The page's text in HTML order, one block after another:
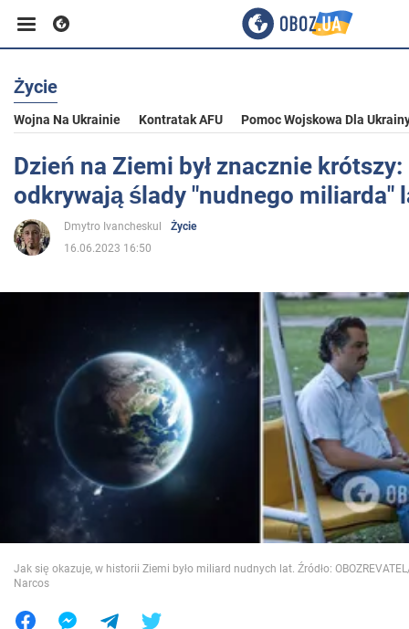
Biznes
Sport
Rozrywka
Społeczeństwo
Wojna na Ukrainie
Jedzenie
Życie
Wojna Na Ukrainie Kontratak AFU Pomoc Wojskowa Dla
Dzień na Ziemi był znacznie
odkrywają ślady "nudnego miliarda"
Dmytro Ivancheskul
Życie
16.06.2023 16:50
Jak się okazuje, w historii Ziemi było miliard nudnych lat. Źródło:
Narcos